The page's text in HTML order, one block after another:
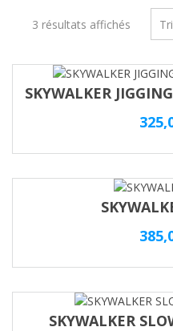
3 résultats affichés
SKYWALKER